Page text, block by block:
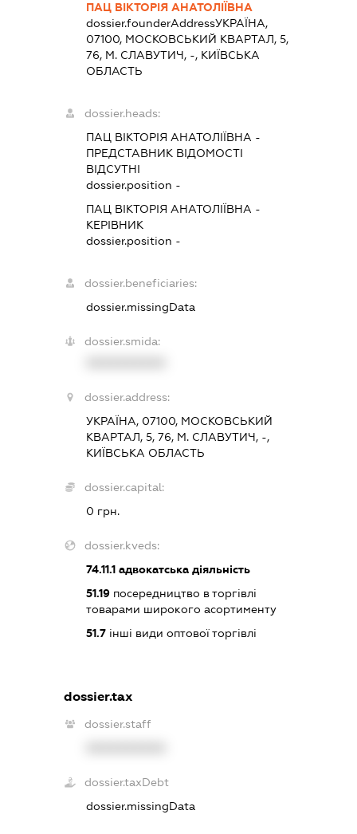
ПАЦ ВІКТОРІЯ АНАТОЛІЇВНА
dossier.founderAddressУКРАЇНА,
07100, МОСКОВСЬКИЙ КВАРТАЛ, 5,
76, М. СЛАВУТИЧ, -, КИЇВСЬКА
ОБЛАСТЬ
dossier.heads:
ПАЦ ВІКТОРІЯ АНАТОЛІЇВНА -
ПРЕДСТАВНИКВІДОМОСТІ
ВІДСУТНІ
dossier.position -
ПАЦ ВІКТОРІЯ АНАТОЛІЇВНА -
КЕРІВНИК
dossier.position -
dossier.beneficiaries:
dossier.missingData
dossier.smida:
dossier.address:
УКРАЇНА, 07100, МОСКОВСЬКИЙ
КВАРТАЛ, 5, 76, М. СЛАВУТИЧ, -,
КИЇВСЬКА ОБЛАСТЬ
dossier.capital:
0 грн.
dossier.kveds:
74.11.1адвокатська діяльність
51.19посередництво в торгівлі
товарами широкого асортименту
51.7інші види оптової торгівлі
dossier.tax
dossier.staff
dossier.taxDebt
dossier.missingData